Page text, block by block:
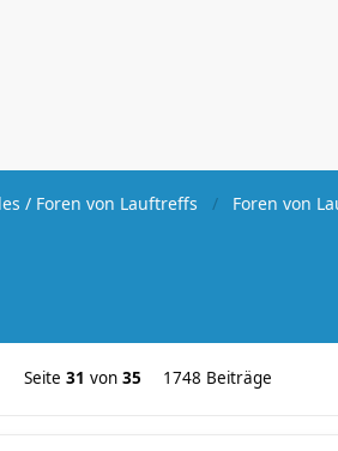
/ Foren von Lauftreffs Foren von
Seite 31 von 35 1748 Beiträge